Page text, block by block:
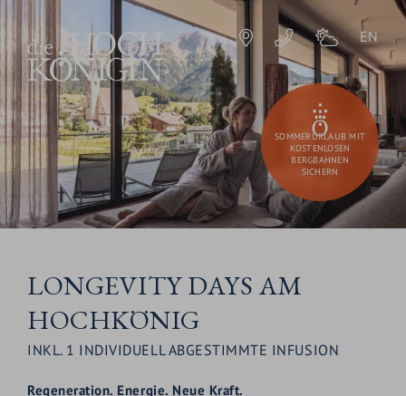
EN
SOMMERURLAUB MIT
KOSTENLOSEN
BERGBAHNEN
SICHERN
LONGEVITY DAYS AM
HOCHKÖNIG
INKL. 1 INDIVIDUELL ABGESTIMMTE INFUSION
Regeneration. Energie. Neue Kraft.